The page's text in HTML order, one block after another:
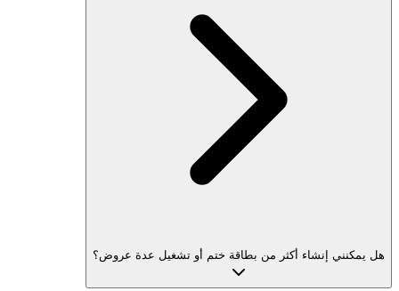
هل يمكنني إنشاء أكثر من بطاقة ختم أو تشغيل عدة عروض؟